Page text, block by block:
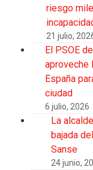
riesgo
21 julio,
El PSOE
aproveche
España
ciudad
6 julio, 2026
La
bajada
Sanse
24 junio,